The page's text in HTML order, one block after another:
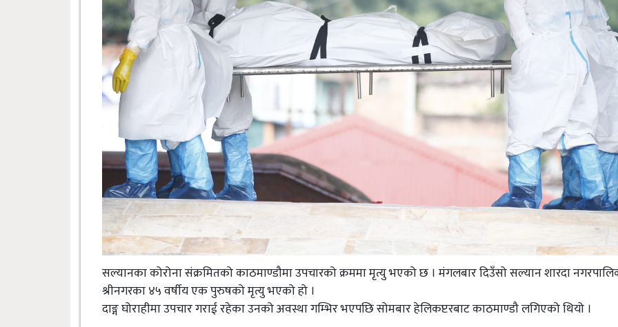
सल्यानका कोरोना संक्रमितको काठमाण्डौमा उपचारको क्रममा मृत्यु भएको छ । मंगलबार दिउँसो सल्यान शारदा
श्रीनगरका ४५ वर्षीय एक पुरुषको मृत्यु भएको हो ।
दाङ्ग घोराहीमा उपचार गराई रहेका उनको अवस्था गम्भिर भएपछि सोमबार हेलिकप्टरबाट काठमाण्डौ लगिएको थियो ।